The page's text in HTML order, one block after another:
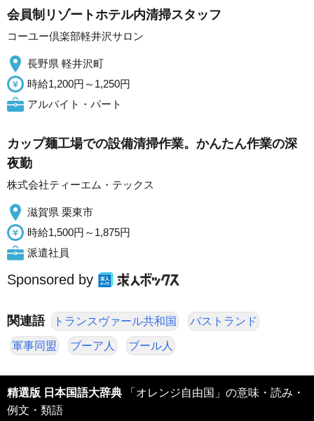
会員制リゾートホテル内清掃スタッフ
コーユー倶楽部軽井沢サロン
長野県 軽井沢町
時給1,200円～1,250円
アルバイト・パート
カップ麺工場での設備清掃作業。かんたん作業の深
夜勤
株式会社ティーエム・テックス
滋賀県 栗東市
時給1,500円～1,875円
派遣社員
Sponsored by
関連語 トランスヴァール共和国 バストランド
軍事同盟 ブーア人 ブール人
精選版 日本国語大辞典 「オレンジ自由国」の意味・読み・
例文・類語